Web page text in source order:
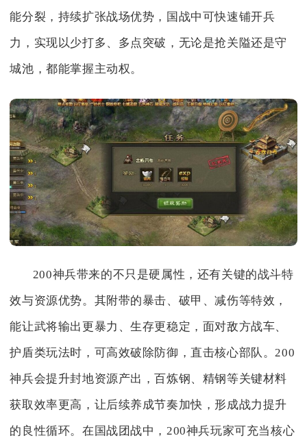
能分裂，持续扩张战场优势，国战中可快速铺开兵
力，实现以少打多、多点突破，无论是抢关隘还是守
城池，都能掌握主动权。
200神兵带来的不只是硬属性，还有关键的战斗特
效与资源优势。其附带的暴击、破甲、减伤等特效，
能让武将输出更暴力、生存更稳定，面对敌方战车、
护盾类玩法时，可高效破除防御，直击核心部队。200
神兵会提升封地资源产出，百炼钢、精钢等关键材料
获取效率更高，让后续养成节奏加快，形成战力提升
的良性循环。在国战团战中，200神兵玩家可充当核心